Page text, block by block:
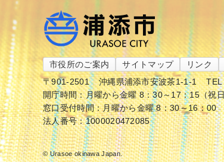
市役所のご案内 サイトマップ リンク
〒901-2501
沖縄県浦添市安波茶1-1-1
開庁時間：月曜から金曜 8：30～17：15（祝
窓口受付時間：月曜から金曜 8：30～16：00
法人番号：1000020472085
© Urasoe okinawa Japan.